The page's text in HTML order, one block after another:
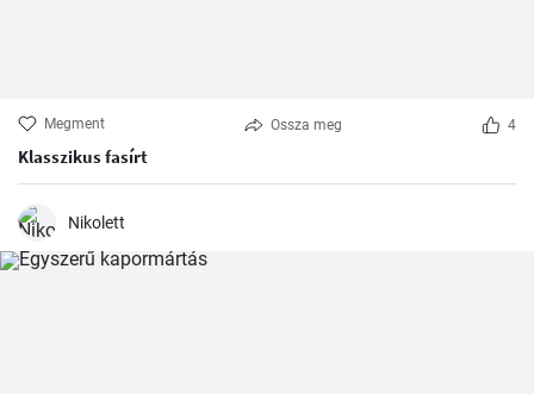
Megment Ossza meg 4
Klasszikus fasírt
Nikolett